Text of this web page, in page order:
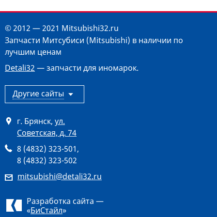
© 2012 — 2021 Mitsubishi32.ru
Запчасти Митсубиси (Mitsubishi) в наличии по
лучшим ценам
Detali32 — запчасти для иномарок.
Другие сайты
г. Брянск, ул.
Советская, д. 74
8 (4832) 323-501,
8 (4832) 323-502
mitsubishi@detali32.ru
Разработка сайта —
«БиСтайл»